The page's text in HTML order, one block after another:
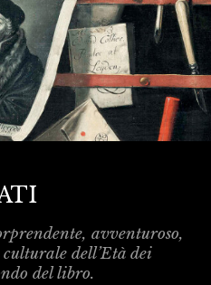
avventuroso,
dell’Età dei
del libro.